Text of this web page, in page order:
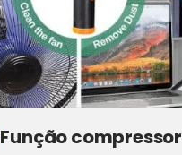
Função compressor